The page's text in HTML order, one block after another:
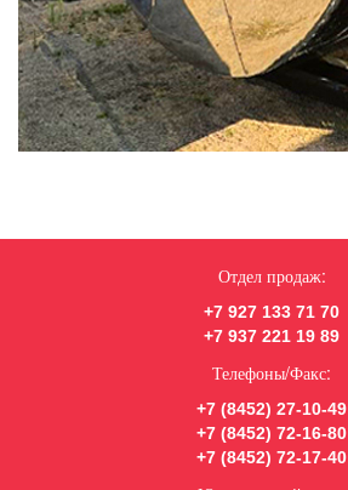
Отдел продаж:
+7 927 133 71 70
+7 937 221 19 89
Телефоны/Факс:
+7 (8452) 27-10-49
+7 (8452) 72-16-80
+7 (8452) 72-17-40